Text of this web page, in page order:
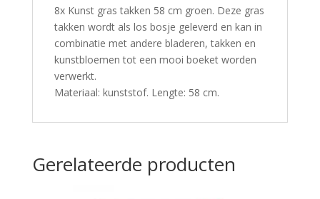
8x Kunst gras takken 58 cm groen. Deze gras
takken wordt als los bosje geleverd en kan in
combinatie met andere bladeren, takken en
kunstbloemen tot een mooi boeket worden
verwerkt.
Materiaal: kunststof. Lengte: 58 cm.
Gerelateerde producten